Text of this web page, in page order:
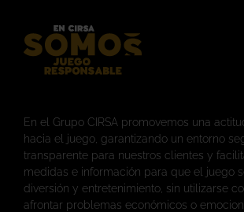
En el Grupo CIRSA promovemos una
hacia el juego, garantizando un entorno
transparente para nuestros clientes y
medidas e información para que el juego
diversión y entretenimiento, sin utilizarse
afrontar problemas económicos o